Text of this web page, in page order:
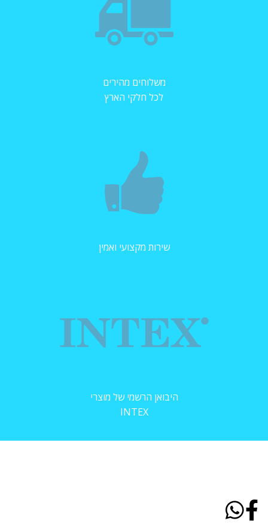
משלוחים מהירים
לכל חלקי הארץ
שירות מקצועי ואמין
היבואן הרשמי של מוצרי
INTEX